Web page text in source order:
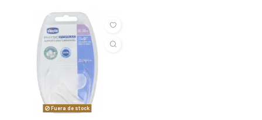
ahorras 1,38 €
Fuera de stock